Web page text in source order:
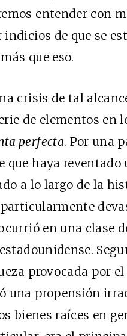
entender con
de que se
que eso.
crisis de tal
de elementos en
perfecta. Por una
que haya
a lo largo de la
en una clase
provocada por
una propensión
bienes raíces en